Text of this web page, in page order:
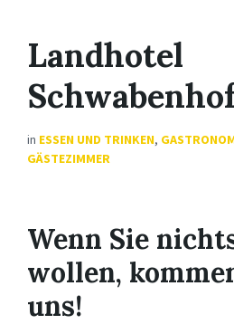
Landhotel
in ESSEN UND TRINKEN,
GÄSTEZIMMER
Wenn Sie
wollen,
uns!